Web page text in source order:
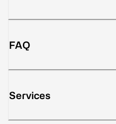
FAQ
Services